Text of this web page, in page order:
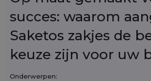
succes: waarom
Saketos zakjes de
keuze zijn voor uw
Onderwerpen: